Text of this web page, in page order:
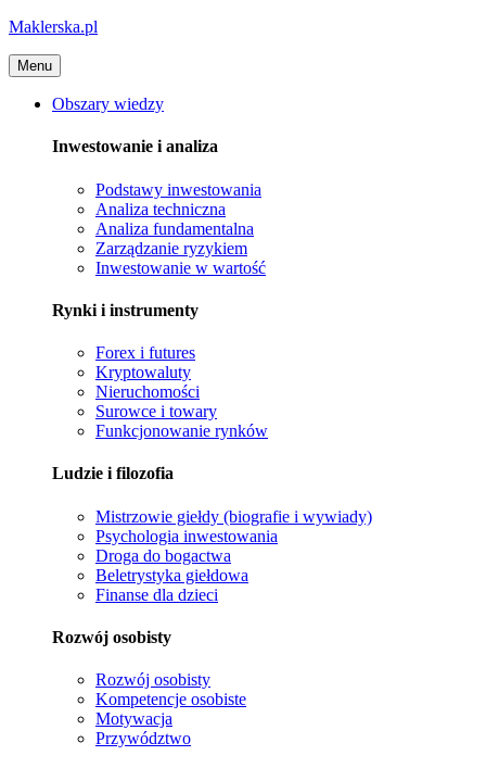
Maklerska.pl
Menu
Obszary wiedzy
Inwestowanie i analiza
Podstawy inwestowania
Analiza techniczna
Analiza fundamentalna
Zarządzanie ryzykiem
Inwestowanie w wartość
Rynki i instrumenty
Forex i futures
Kryptowaluty
Nieruchomości
Surowce i towary
Funkcjonowanie rynków
Ludzie i filozofia
Mistrzowie giełdy (biografie i wywiady)
Psychologia inwestowania
Droga do bogactwa
Beletrystyka giełdowa
Finanse dla dzieci
Rozwój osobisty
Rozwój osobisty
Kompetencje osobiste
Motywacja
Przywództwo